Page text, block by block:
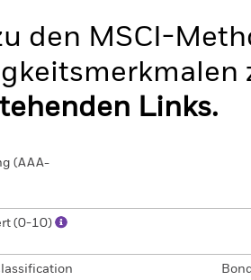
den MSCI-
Links.
(AAA-
(0-10)